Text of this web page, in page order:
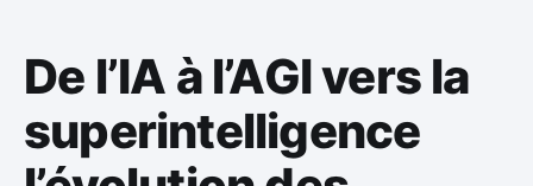
De l’IA à l’AGI vers la
superintelligence